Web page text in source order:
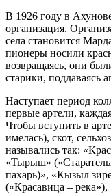
В 1926 году в
организация.
села становится
пионеры носили
возвращаясь, они
старики, поддаваясь
Наступает период
первые артели,
Чтобы вступить в
имелась), скот,
назывались так:
«Тырыш»
пахарь)», «Кызыл
(«Красавица –